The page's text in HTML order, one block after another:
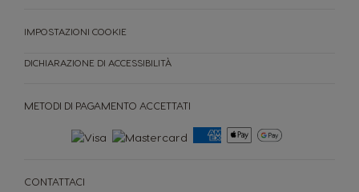
METODI DI PAGAMENTO ACCETTATI
CONTATTACI
IMPOSTAZIONI COOKIE
DICHIARAZIONE DI ACCESSIBILITÀ